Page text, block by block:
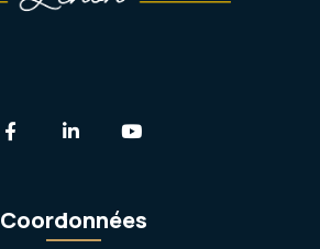
Lien vers le compte Facebook
Lien vers le compte
Coordonnées